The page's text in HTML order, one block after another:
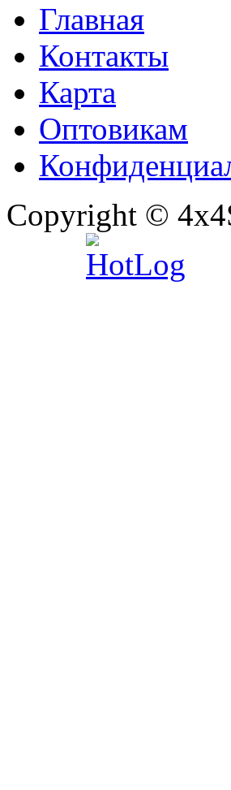
Главная
Контакты
Карта
Оптовикам
Copyright ©